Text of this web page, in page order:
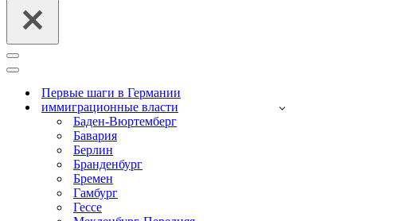
Меню
навигации
Меню
навигацииПервые шаги в Германии
иммиграционные власти
Баден-Вюртемберг
Бавария
Берлин
Бранденбург
Бремен
Гамбург
Гессе